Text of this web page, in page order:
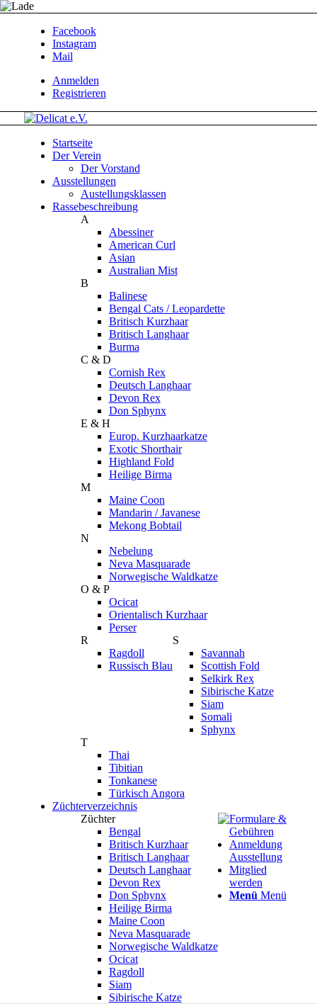
Facebook
Instagram
Mail
Anmelden
Registrieren
Startseite
Der Verein
Der Vorstand
Ausstellungen
Austellungsklassen
Rassebeschreibung
A
Abessiner
American Curl
Asian
Australian Mist
B
Balinese
Bengal Cats / Leopardette
Britisch Kurzhaar
Britisch Langhaar
Burma
C & D
Cornish Rex
Deutsch Langhaar
Devon Rex
Don Sphynx
E & H
Europ. Kurzhaarkatze
Exotic Shorthair
Highland Fold
Heilige Birma
M
Maine Coon
Mandarin / Javanese
Mekong Bobtail
N
Nebelung
Neva Masquarade
Norwegische Waldkatze
O & P
Ocicat
Orientalisch Kurzhaar
Perser
R
Ragdoll
Russisch Blau
S
Savannah
Scottish Fold
Selkirk Rex
Sibirische Katze
Siam
Somali
Sphynx
T
Thai
Tibitian
Tonkanese
Türkisch Angora
Züchterverzeichnis
Züchter
Bengal
Britisch Kurzhaar
Britisch Langhaar
Deutsch Langhaar
Devon Rex
Don Sphynx
Heilige Birma
Maine Coon
Neva Masquarade
Norwegische Waldkatze
Ocicat
Ragdoll
Siam
Sibirische Katze
Formulare &
Gebühren
Anmeldung
Ausstellung
Mitglied
werden
Menü Menü